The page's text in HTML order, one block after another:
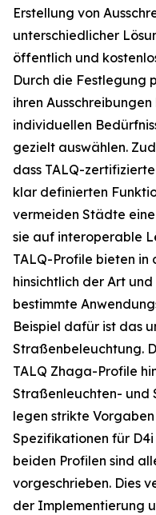
Erstellung von
unterschiedlicher
öffentlich und
Durch die Festlegung
ihren
individuellen
gezielt auswählen.
dass TALQ-
klar definierten
vermeiden Städte
sie auf interoperable
TALQ-Profile bieten
hinsichtlich der Art
bestimmte
Beispiel dafür ist das
Straßenbeleuchtung.
TALQ Zhaga-Profile
Straßenleuchten- und
legen strikte
Spezifikationen für
beiden Profilen sind
vorgeschrieben. Dies
der Implementierung